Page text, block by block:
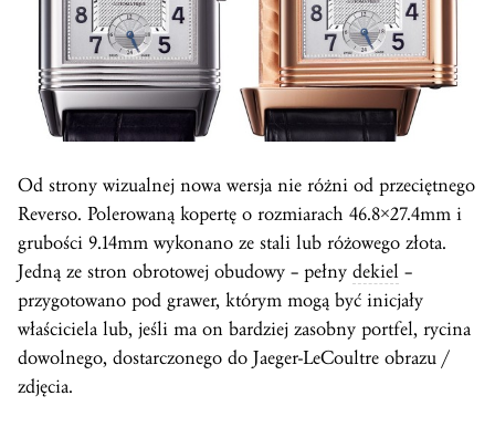
Od strony wizualnej nowa wersja nie różni od przeciętnego
Reverso. Polerowaną kopertę o rozmiarach 46.8×27.4mm i
grubości 9.14mm wykonano ze stali lub różowego złota.
Jedną ze stron obrotowej obudowy – pełny dekiel –
przygotowano pod grawer, którym mogą być inicjały
właściciela lub, jeśli ma on bardziej zasobny portfel, rycina
dowolnego, dostarczonego do Jaeger-LeCoultre obrazu /
zdjęcia.